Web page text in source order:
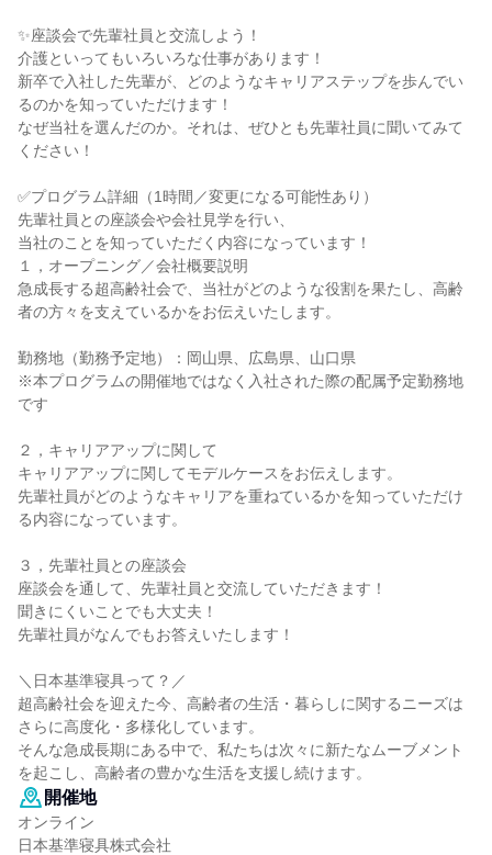
✨座談会で先輩社員と交流しよう！
介護といってもいろいろな仕事があります！
新卒で入社した先輩が、どのようなキャリアステップを歩んでい
るのかを知っていただけます！
なぜ当社を選んだのか。それは、ぜひとも先輩社員に聞いてみて
ください！
✅プログラム詳細（1時間／変更になる可能性あり）
先輩社員との座談会や会社見学を行い、
当社のことを知っていただく内容になっています！
１，オープニング／会社概要説明
急成長する超高齢社会で、当社がどのような役割を果たし、高齢
者の方々を支えているかをお伝えいたします。
勤務地（勤務予定地）：岡山県、広島県、山口県
※本プログラムの開催地ではなく入社された際の配属予定勤務地
です
２，キャリアアップに関して
キャリアアップに関してモデルケースをお伝えします。
先輩社員がどのようなキャリアを重ねているかを知っていただけ
る内容になっています。
３，先輩社員との座談会
座談会を通して、先輩社員と交流していただきます！
聞きにくいことでも大丈夫！
先輩社員がなんでもお答えいたします！
＼日本基準寝具って？／
超高齢社会を迎えた今、高齢者の生活・暮らしに関するニーズは
さらに高度化・多様化しています。
そんな急成長期にある中で、私たちは次々に新たなムーブメント
を起こし、高齢者の豊かな生活を支援し続けます。
開催地
オンライン
日本基準寝具株式会社